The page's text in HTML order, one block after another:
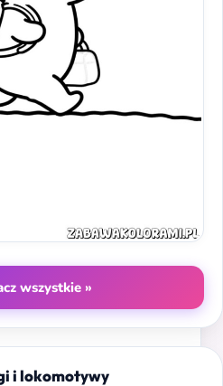
wszystkie »
i lokomotywy